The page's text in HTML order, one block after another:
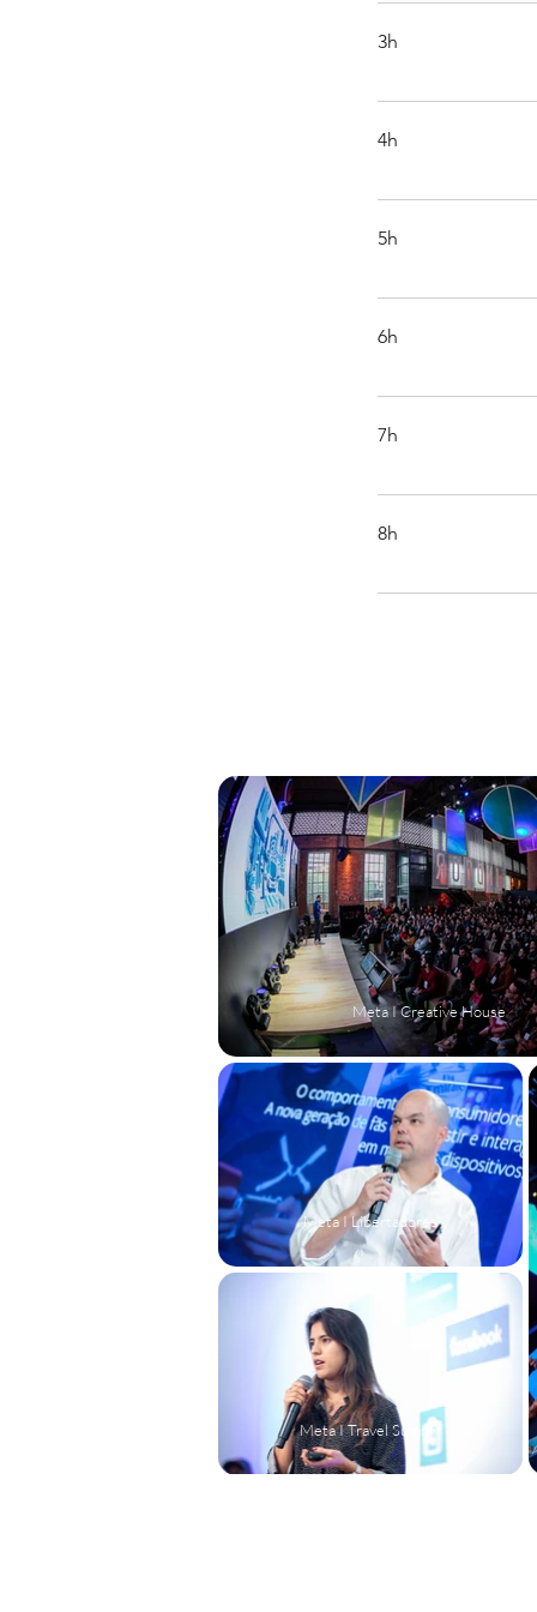
3h
4h
5h
6h
7h
8h
Meta I Creative House
Meta I Libertadores
Meta I Travel Summit